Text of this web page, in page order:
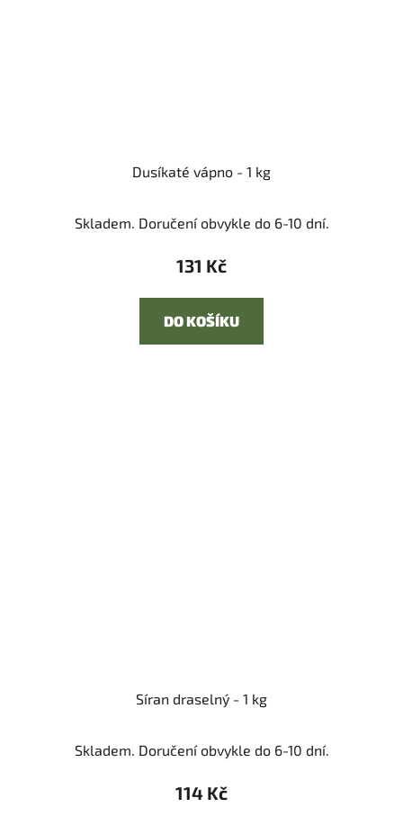
Dusíkaté vápno - 1 kg
Skladem. Doručení obvykle do 6-10 dní.
131 Kč
DO KOŠÍKU
Síran draselný - 1 kg
Skladem. Doručení obvykle do 6-10 dní.
114 Kč